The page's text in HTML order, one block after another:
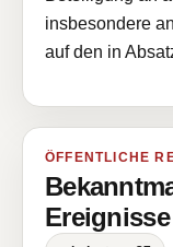
insbesondere
auf den in
ÖFFENTLICHE
Ereignisse